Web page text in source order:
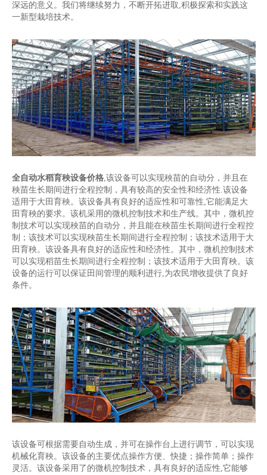
深远的意义。我们将继续努力，不断开拓进取,积极探索和实践这
一新型栽培技术。
全自动水稻育秧设备价格,该设备可以实现秧苗的自动分，并且在
秧苗生长期间进行全程控制，具有较高的安全性和经济性.该设备
适用于大田育秧。该设备具有良好的适应性和可靠性,它能满足大
田育秧的要求。该机采用的微机控制技术和生产线。其中，微机控
制技术可以实现秧苗的自动分，并且能在秧苗生长期间进行全程控
制；该技术可以实现秧苗生长期间进行全程控制；该技术适用于大
田育秧。该设备具有良好的适应性和经济性。其中，微机控制技术
可以实现稻苗生长期间进行全程控制；该技术适用于大田育秧。该
设备的运行可以保证田间管理的顺利进行,为农民增收提供了良好
条件。
该设备可根据需要自动生成，并可在操作台上进行调节，可以实现
机械化育秧。该设备的主要优点操作方便、快捷；操作简单；操作
灵活。该设备采用了的微机控制技术，具有良好的适应性,它能够